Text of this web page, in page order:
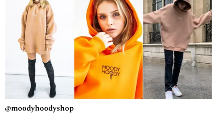
@moodyhoodyshop